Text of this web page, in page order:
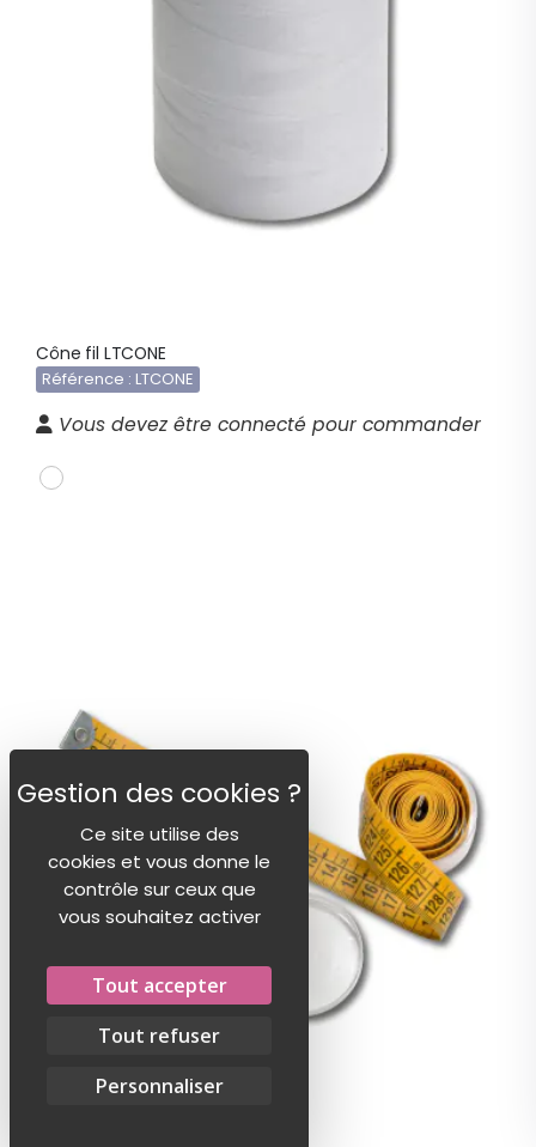
Cône fil LTCONE
Référence : LTCONE
Vous devez être connecté pour commander
Ce site utilise des
cookies et vous donne le
contrôle sur ceux que
vous souhaitez activer
Tout accepter
Tout refuser
Personnaliser